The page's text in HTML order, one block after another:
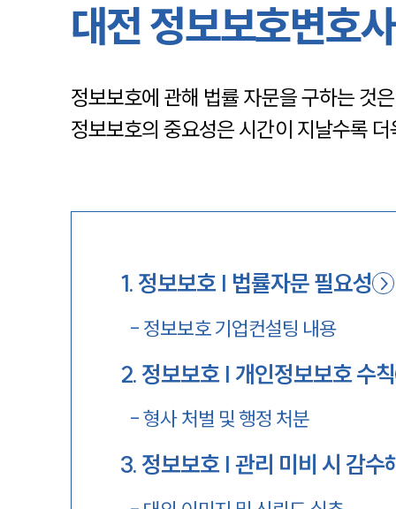
대전 정보보호변호
정보보호에 관해 법률 자문을 구하는 것
정보보호의 중요성은 시간이 지날수록
1. 정보보호 | 법률자문 필요성
- 정보보호 기업컨설팅 내용
2. 정보보호 | 개인정보보호 수칙
-형사 처벌 및 행정 처분
3. 정보보호 | 관리 미비 시 감수